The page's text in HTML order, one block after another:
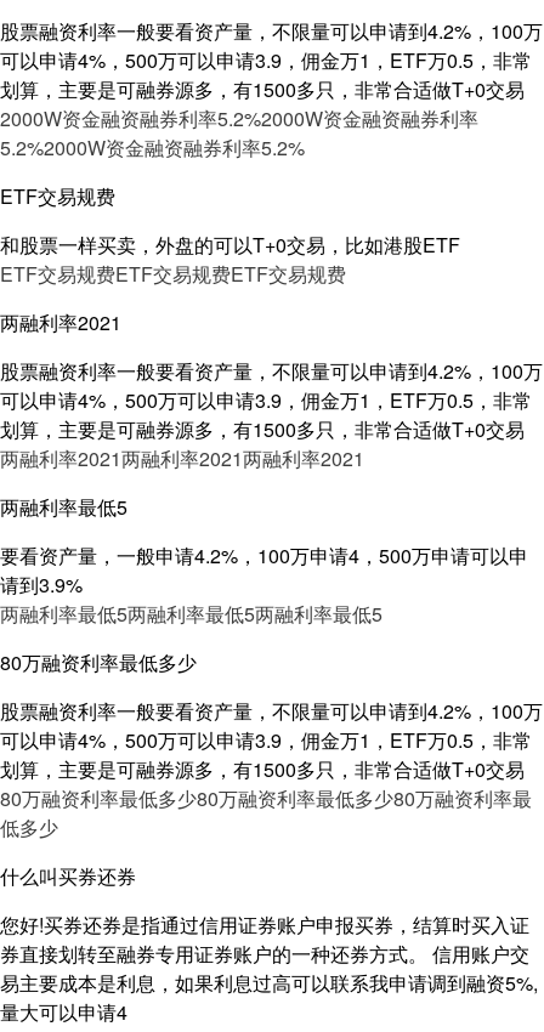
股票融资利率一般要看资产量，不限量可以申请到4.2%，100万
可以申请4%，500万可以申请3.9，佣金万1，ETF万0.5，非常
划算，主要是可融券源多，有1500多只，非常合适做T+0交易
2000W资金融资融券利率5.2%2000W资金融资融券利率
5.2%2000W资金融资融券利率5.2%
ETF交易规费
和股票一样买卖，外盘的可以T+0交易，比如港股ETF
ETF交易规费ETF交易规费ETF交易规费
两融利率2021
股票融资利率一般要看资产量，不限量可以申请到4.2%，100万
可以申请4%，500万可以申请3.9，佣金万1，ETF万0.5，非常
划算，主要是可融券源多，有1500多只，非常合适做T+0交易
两融利率2021两融利率2021两融利率2021
两融利率最低5
要看资产量，一般申请4.2%，100万申请4，500万申请可以申
请到3.9%
两融利率最低5两融利率最低5两融利率最低5
80万融资利率最低多少
股票融资利率一般要看资产量，不限量可以申请到4.2%，100万
可以申请4%，500万可以申请3.9，佣金万1，ETF万0.5，非常
划算，主要是可融券源多，有1500多只，非常合适做T+0交易
80万融资利率最低多少80万融资利率最低多少80万融资利率最
低多少
什么叫买券还券
您好!买券还券是指通过信用证券账户申报买券，结算时买入证
券直接划转至融券专用证券账户的一种还券方式。 信用账户交
易主要成本是利息，如果利息过高可以联系我申请调到融资5%,
量大可以申请4